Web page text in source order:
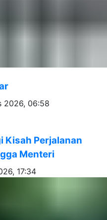
2026, 06:58
Kisah Perjalanan
Menteri
17:34